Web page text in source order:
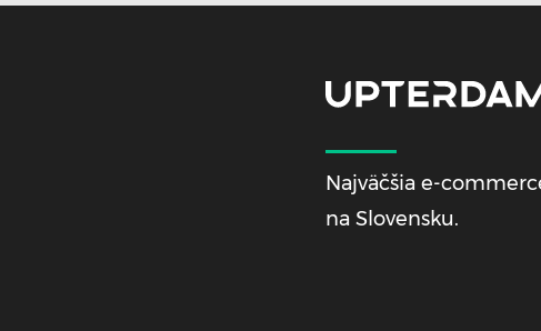
Najväčšia e-
na Slovensku.